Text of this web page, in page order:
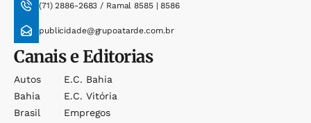
(71) 2886-2683 / Ramal 8585 | 8586
publicidade@grupoatarde.com.br
Canais e Editorias
Autos
Bahia
Brasil
E.c. Bahia
E.c. Vitória
Empregos